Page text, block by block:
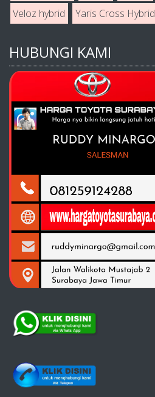
Veloz hybrid
Yaris Cross Hybrid
HUBUNGI KAMI